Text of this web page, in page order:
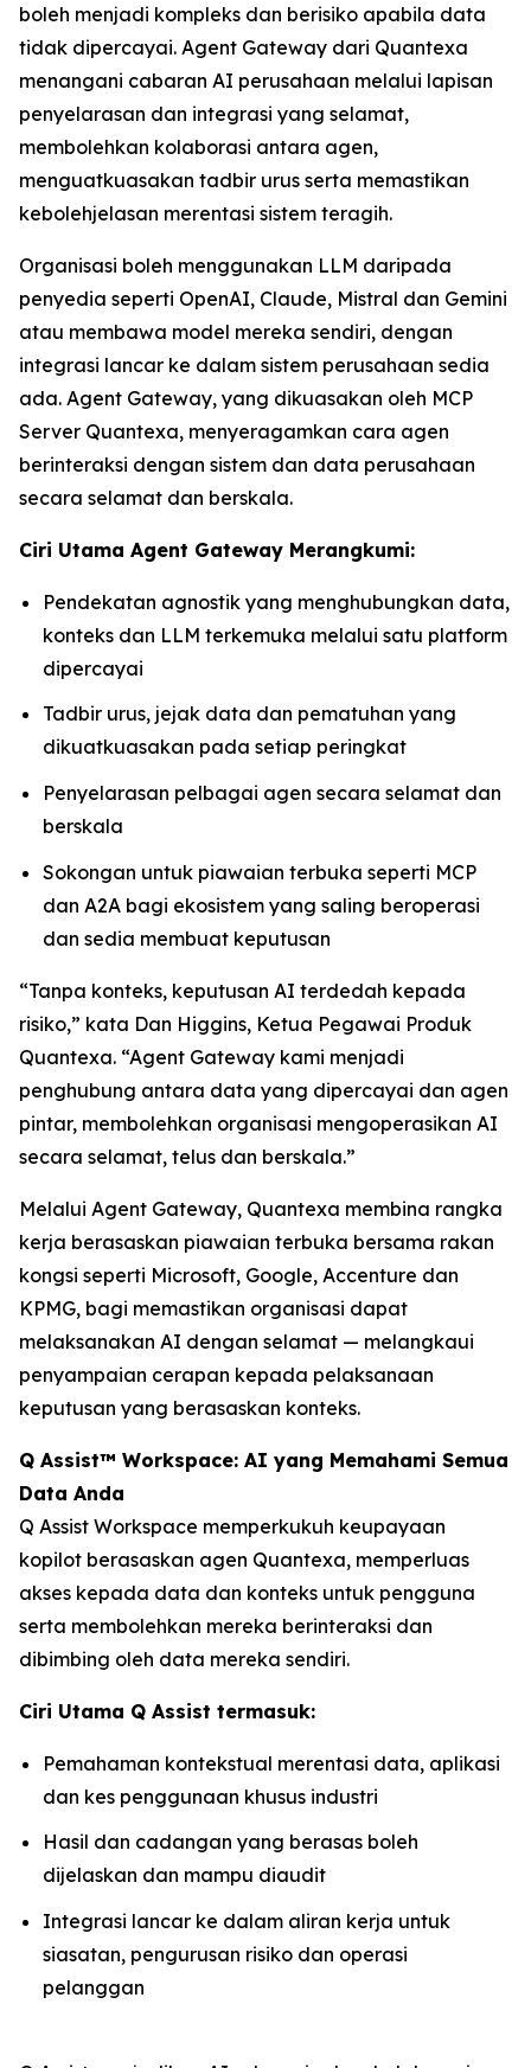
boleh menjadi kompleks dan berisiko apabila data
tidak dipercayai. Agent Gateway dari Quantexa
menangani cabaran AI perusahaan melalui lapisan
penyelarasan dan integrasi yang selamat,
membolehkan kolaborasi antara agen,
menguatkuasakan tadbir urus serta memastikan
kebolehjelasan merentasi sistem teragih.
Organisasi boleh menggunakan LLM daripada
penyedia seperti OpenAI, Claude, Mistral dan Gemini
atau membawa model mereka sendiri, dengan
integrasi lancar ke dalam sistem perusahaan sedia
ada. Agent Gateway, yang dikuasakan oleh MCP
Server Quantexa, menyeragamkan cara agen
berinteraksi dengan sistem dan data perusahaan
secara selamat dan berskala.
Ciri Utama Agent Gateway Merangkumi:
Pendekatan agnostik yang menghubungkan data,
konteks dan LLM terkemuka melalui satu platform
dipercayai
Tadbir urus, jejak data dan pematuhan yang
dikuatkuasakan pada setiap peringkat
Penyelarasan pelbagai agen secara selamat dan
berskala
Sokongan untuk piawaian terbuka seperti MCP
dan A2A bagi ekosistem yang saling beroperasi
dan sedia membuat keputusan
“Tanpa konteks, keputusan AI terdedah kepada
risiko,” kata Dan Higgins, Ketua Pegawai Produk
Quantexa. “Agent Gateway kami menjadi
penghubung antara data yang dipercayai dan agen
pintar, membolehkan organisasi mengoperasikan AI
secara selamat, telus dan berskala.”
Melalui Agent Gateway, Quantexa membina rangka
kerja berasaskan piawaian terbuka bersama rakan
kongsi seperti Microsoft, Google, Accenture dan
KPMG, bagi memastikan organisasi dapat
melaksanakan AI dengan selamat — melangkaui
penyampaian cerapan kepada pelaksanaan
keputusan yang berasaskan konteks.
Q Assist™ Workspace: AI yang Memahami Semua
Data Anda
Q Assist Workspace memperkukuh keupayaan
kopilot berasaskan agen Quantexa, memperluas
akses kepada data dan konteks untuk pengguna
serta membolehkan mereka berinteraksi dan
dibimbing oleh data mereka sendiri.
Ciri Utama Q Assist termasuk:
Pemahaman kontekstual merentasi data, aplikasi
dan kes penggunaan khusus industri
Hasil dan cadangan yang berasas boleh
dijelaskan dan mampu diaudit
Integrasi lancar ke dalam aliran kerja untuk
siasatan, pengurusan risiko dan operasi
pelanggan